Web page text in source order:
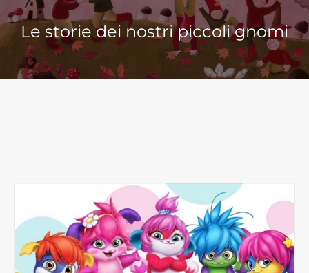
Le storie dei nostri piccoli gnomi